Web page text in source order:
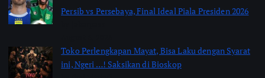
Persib vs Persebaya, Final Ideal Piala Presiden 2026
Toko Perlengkapan Mayat, Bisa Laku dengan Syarat
ini, Ngeri …! Saksikan di Bioskop